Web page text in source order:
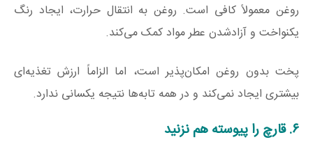
روغن معمولاً کافی است. روغن به انتقال حرارت، ایجاد رنگ
یکنواخت و آزادشدن عطر مواد کمک می‌کند.
پخت بدون روغن امکان‌پذیر است، اما الزاماً ارزش تغذیه‌ای
بیشتری ایجاد نمی‌کند و در همه تابه‌ها نتیجه یکسانی ندارد.
۶. قارچ را پیوسته هم نزنید